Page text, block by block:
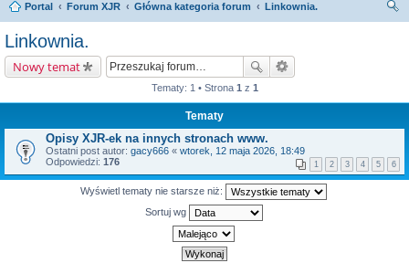
Portal Forum XJR Główna kategoria forum
Linkownia.
Linkownia.
Nowy temat
Tematy: 1 • Strona 1 z 1
Tematy
Opisy XJR-ek na innych stronach www.
Ostatni post autor: gacy666 « wtorek, 12 maja 2026, 18:49
Odpowiedzi: 176 1 2 3 4 5 6
Wyświetl tematy nie starsze niż:
Sortuj wg